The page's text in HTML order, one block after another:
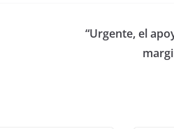
“Urgente, el